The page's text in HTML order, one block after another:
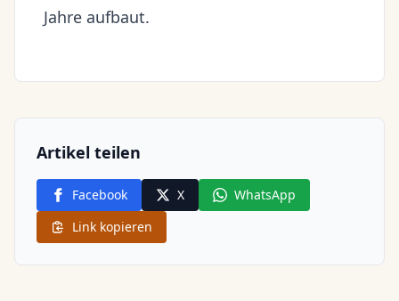
Jahre aufbaut.
Artikel teilen
Facebook X
WhatsApp
Link kopieren